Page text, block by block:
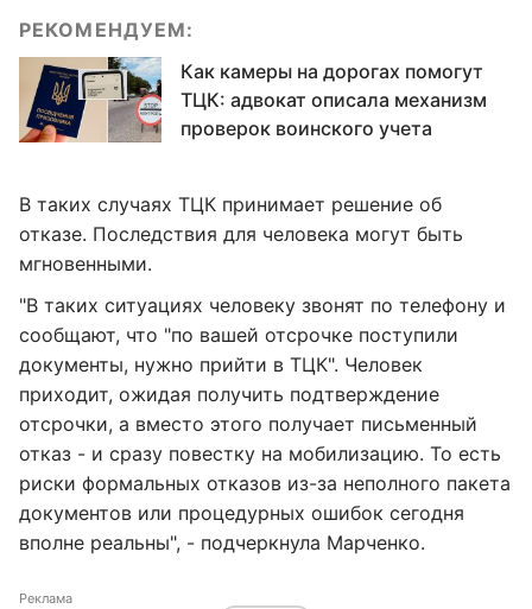
РЕКОМЕНДУЕМ:
Как камеры на дорогах помогут
ТЦК: адвокат описала механизм
проверок воинского учета
В таких случаях ТЦК принимает решение об
отказе. Последствия для человека могут быть
мгновенными.
"В таких ситуациях человеку звонят по телефону и
сообщают, что "по вашей отсрочке поступили
документы, нужно прийти в ТЦК". Человек
приходит, ожидая получить подтверждение
отсрочки, а вместо этого получает письменный
отказ - и сразу повестку на мобилизацию. То есть
риски формальных отказов из-за неполного пакета
документов или процедурных ошибок сегодня
вполне реальны", - подчеркнула Марченко.
Реклама